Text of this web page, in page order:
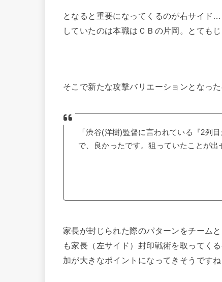
となると重要になってくるのが右サイド
していたのは本職はＣＢの片岡。とても
そこで新たな攻撃バリエーションとなった
「渋谷(洋樹)監督に言われている『2列
で、良かったです。狙っていたことが出
家長が封じられた際のパターンをチーム
も家長（左サイド）封印戦術を取ってく
加が大きなポイントになってきそうですね